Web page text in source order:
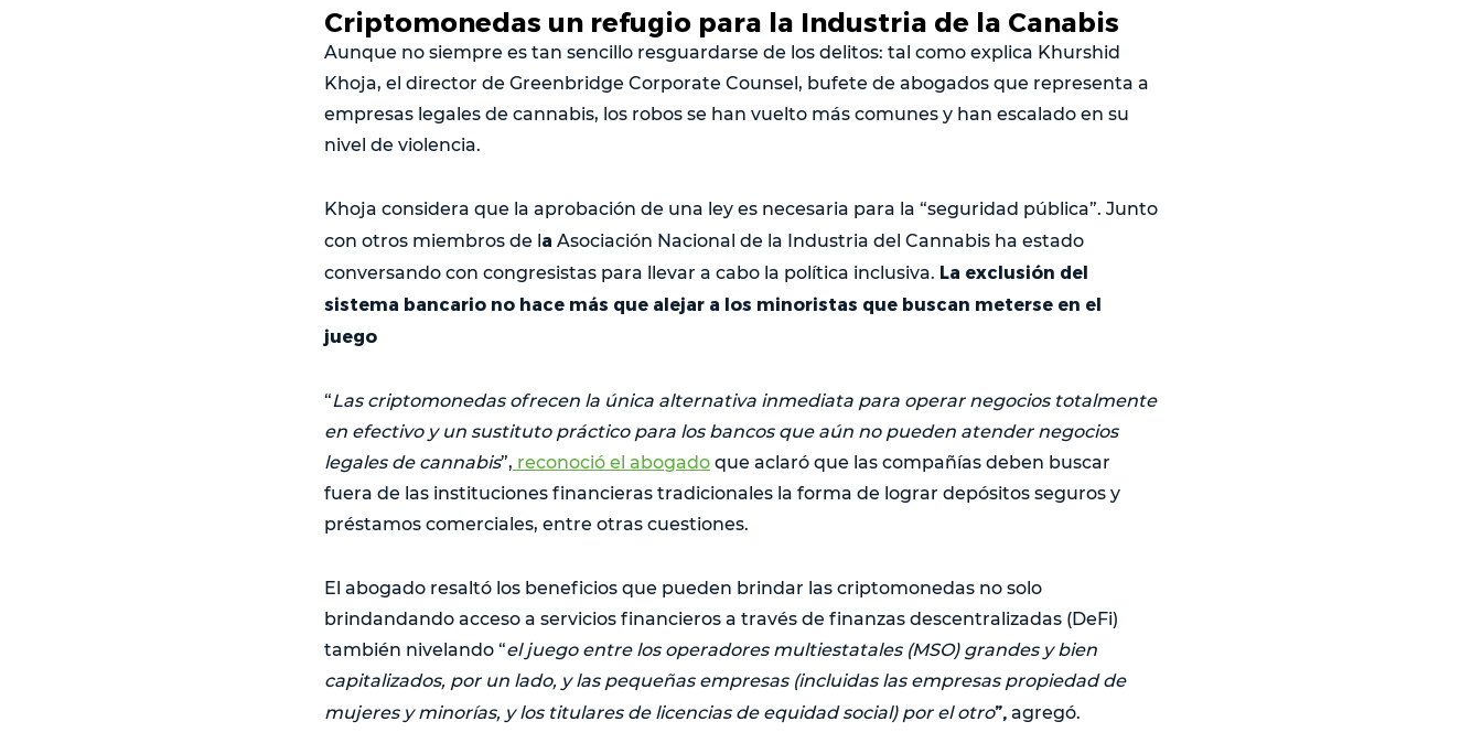
Criptomonedas un refugio para la Industria de la Canabis
Aunque no siempre es tan sencillo resguardarse de los delitos: tal como explica Khurshid
Khoja, el director de Greenbridge Corporate Counsel, bufete de abogados que representa a
empresas legales de cannabis, los robos se han vuelto más comunes y han escalado en su
nivel de violencia.
Khoja considera que la aprobación de una ley es necesaria para la “seguridad pública”. Junto
con otros miembros de l a Asociación Nacional de la Industria del Cannabis ha estado
conversando con congresistas para llevar a cabo la política inclusiva. La exclusión del
sistema bancario no hace más que alejar a los minoristas que buscan meterse en el
juego
“Las criptomonedas ofrecen la única alternativa inmediata para operar negocios totalmente
en efectivo y un sustituto práctico para los bancos que aún no pueden atender negocios
legales de cannabis”, reconoció el abogado que aclaró que las compañías deben buscar
fuera de las instituciones financieras tradicionales la forma de lograr depósitos seguros y
préstamos comerciales, entre otras cuestiones.
El abogado resaltó los beneficios que pueden brindar las criptomonedas no solo
brindandando acceso a servicios financieros a través de finanzas descentralizadas (DeFi)
también nivelando “el juego entre los operadores multiestatales (MSO) grandes y bien
capitalizados, por un lado, y las pequeñas empresas (incluidas las empresas propiedad de
mujeres y minorías, y los titulares de licencias de equidad social) por el otro”, agregó.